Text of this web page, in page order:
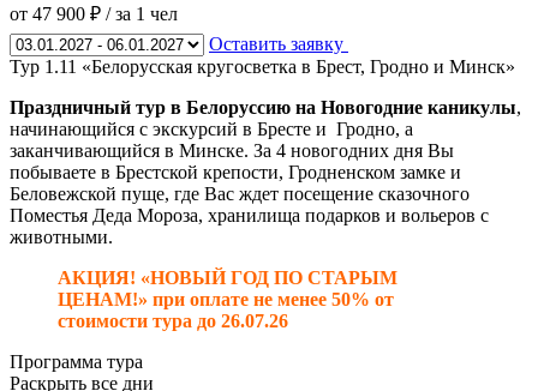
от 47 900 ₽ / за 1 чел
Оставить заявку
Тур 1.11 «Белорусская кругосветка в Брест, Гродно и Минск»
Праздничный тур в Белоруссию на Новогодние каникулы,
начинающийся с экскурсий в Бресте и Гродно, а
заканчивающийся в Минске. За 4 новогодних дня Вы
побываете в Брестской крепости, Гродненском замке и
Беловежской пуще, где Вас ждет посещение сказочного
Поместья Деда Мороза, хранилища подарков и вольеров с
животными.
АКЦИЯ! «НОВЫЙ ГОД ПО СТАРЫМ
ЦЕНАМ!» при оплате не менее 50% от
стоимости тура до 26.07.26
Программа тура
Раскрыть все дни